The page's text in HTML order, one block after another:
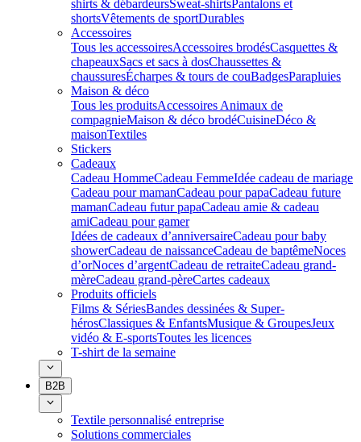
shirts & débardeursSweat-shirtsPantalons et
shortsVêtements de sportDurables
Accessoires
Tous les accessoiresAccessoires brodésCasquettes &
chapeauxSacs et sacs à dosChaussettes &
chaussuresÉcharpes & tours de couBadgesParapluies
Maison & déco
Tous les produitsAccessoires Animaux de
compagnieMaison & déco brodéCuisineDéco &
maisonTextiles
Stickers
Cadeaux
Cadeau HommeCadeau FemmeIdée cadeau de mariage​
Cadeau pour mamanCadeau pour papaCadeau future
mamanCadeau futur papaCadeau amie & cadeau
amiCadeau pour gamer
Idées de cadeaux d’anniversaireCadeau pour baby
showerCadeau de naissanceCadeau de baptêmeNoces
d’orNoces d’argentCadeau de retraiteCadeau grand-
mèreCadeau grand-pèreCartes cadeaux
Produits officiels
Films & SériesBandes dessinées & Super-
hérosClassiques & EnfantsMusique & GroupesJeux
vidéo & E-sportsToutes les licences
T-shirt de la semaine
B2B
Textile personnalisé entreprise
Solutions commerciales